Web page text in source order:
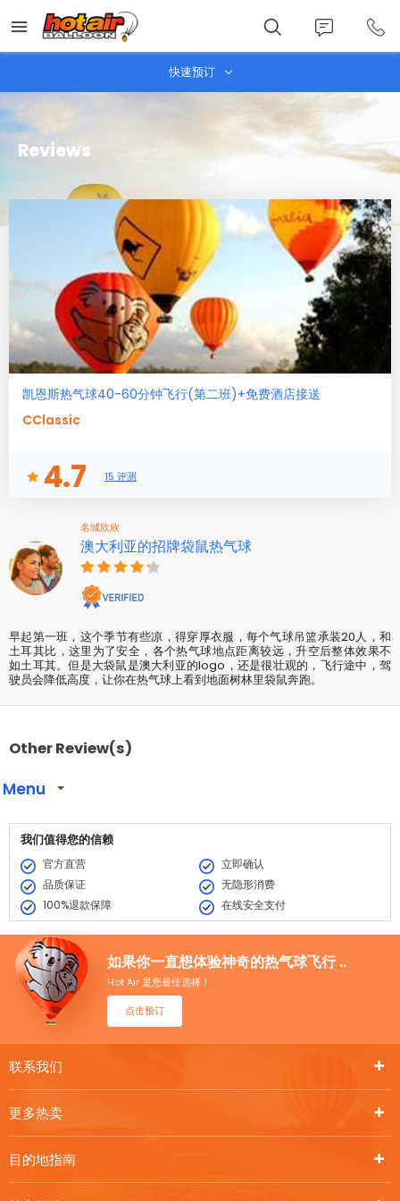
main
content
快速预订
Reviews
凯恩斯热气球40-60分钟飞行(第二班)+免费酒店接送
CClassic
4.7 15 评测
名城欣欣
澳大利亚的招牌袋鼠热气球
早起第一班，这个季节有些凉，得穿厚衣服，每个气球吊篮承装20人，和
土耳其比，这里为了安全，各个热气球地点距离较远，升空后整体效果不
如土耳其。但是大袋鼠是澳大利亚的logo，还是很壮观的，飞行途中，驾
驶员会降低高度，让你在热气球上看到地面树林里袋鼠奔跑。
Other Review(s)
Menu
我们值得您的信赖
官方直营
立即确认
品质保证
无隐形消费
100%退款保障
在线安全支付
如果你一直想体验神奇的热气球飞行 ..
Hot Air 是您最佳选择！
点击预订
更多热卖
目的地指南
联系我们